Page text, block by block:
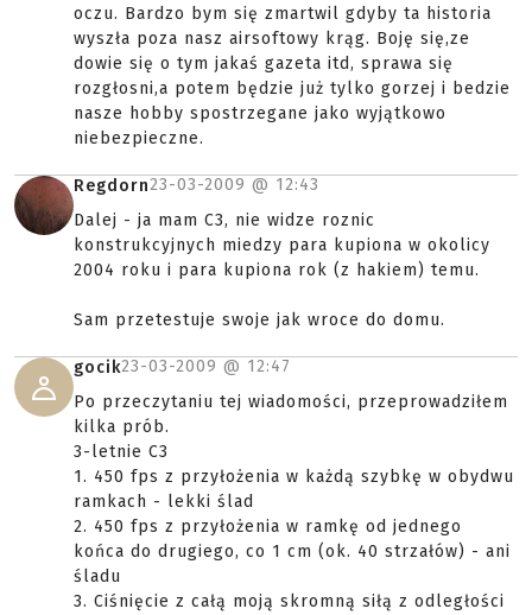
oczu. Bardzo bym się zmartwil gdyby ta historia
wyszła poza nasz airsoftowy krąg. Boję się,ze
dowie się o tym jakaś gazeta itd, sprawa się
rozgłosni,a potem będzie już tylko gorzej i bedzie
nasze hobby spostrzegane jako wyjątkowo
niebezpieczne.
Regdorn23-03-2009 @ 12:43
Dalej - ja mam C3, nie widze roznic
konstrukcyjnych miedzy para kupiona w okolicy
2004 roku i para kupiona rok (z hakiem) temu.
Sam przetestuje swoje jak wroce do domu.
gocik23-03-2009 @ 12:47
Po przeczytaniu tej wiadomości, przeprowadziłem
kilka prób.
3-letnie C3
1. 450 fps z przyłożenia w każdą szybkę w obydwu
ramkach - lekki ślad
2. 450 fps z przyłożenia w ramkę od jednego
końca do drugiego, co 1 cm (ok. 40 strzałów) - ani
śladu
3. Ciśnięcie z całą moją skromną siłą z odległości